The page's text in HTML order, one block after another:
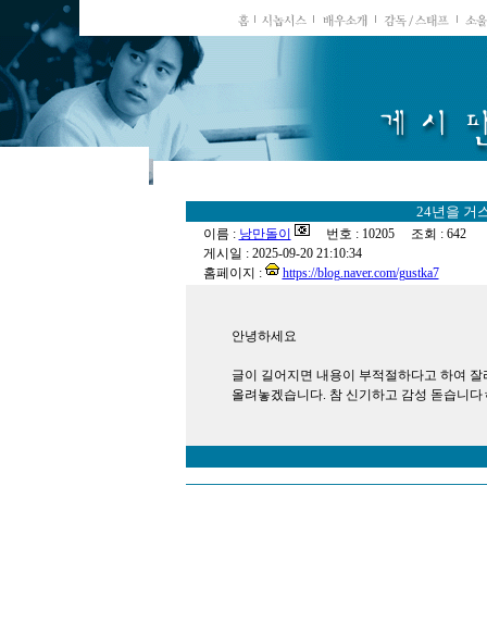
24년을 거
이름 : 낭만돌이
번호 : 10205 조회 : 642
게시일 : 2025-09-20 21:10:34
홈페이지 :
https://blog.naver.com/gustka7
안녕하세요
글이 길어지면 내용이 부적절하다고 하여
올려놓겠습니다. 참 신기하고 감성 돋습니다